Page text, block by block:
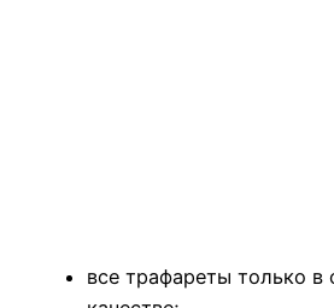
все трафареты только в